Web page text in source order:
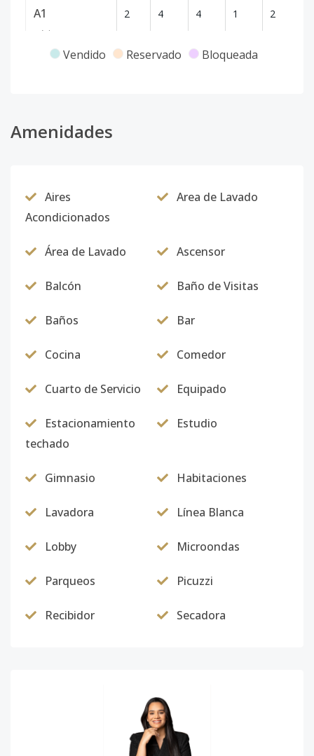
A1
Código
2 4 4 1 2
Vendido Reservado Bloqueada
Amenidades
Aires
Acondicionados
Area de Lavado
Área de Lavado Ascensor
Balcón Baño de Visitas
Baños Bar
Cocina Comedor
Cuarto de Servicio Equipado
Estacionamiento
techado
Estudio
Gimnasio Habitaciones
Lavadora Línea Blanca
Lobby Microondas
Parqueos Picuzzi
Recibidor Secadora